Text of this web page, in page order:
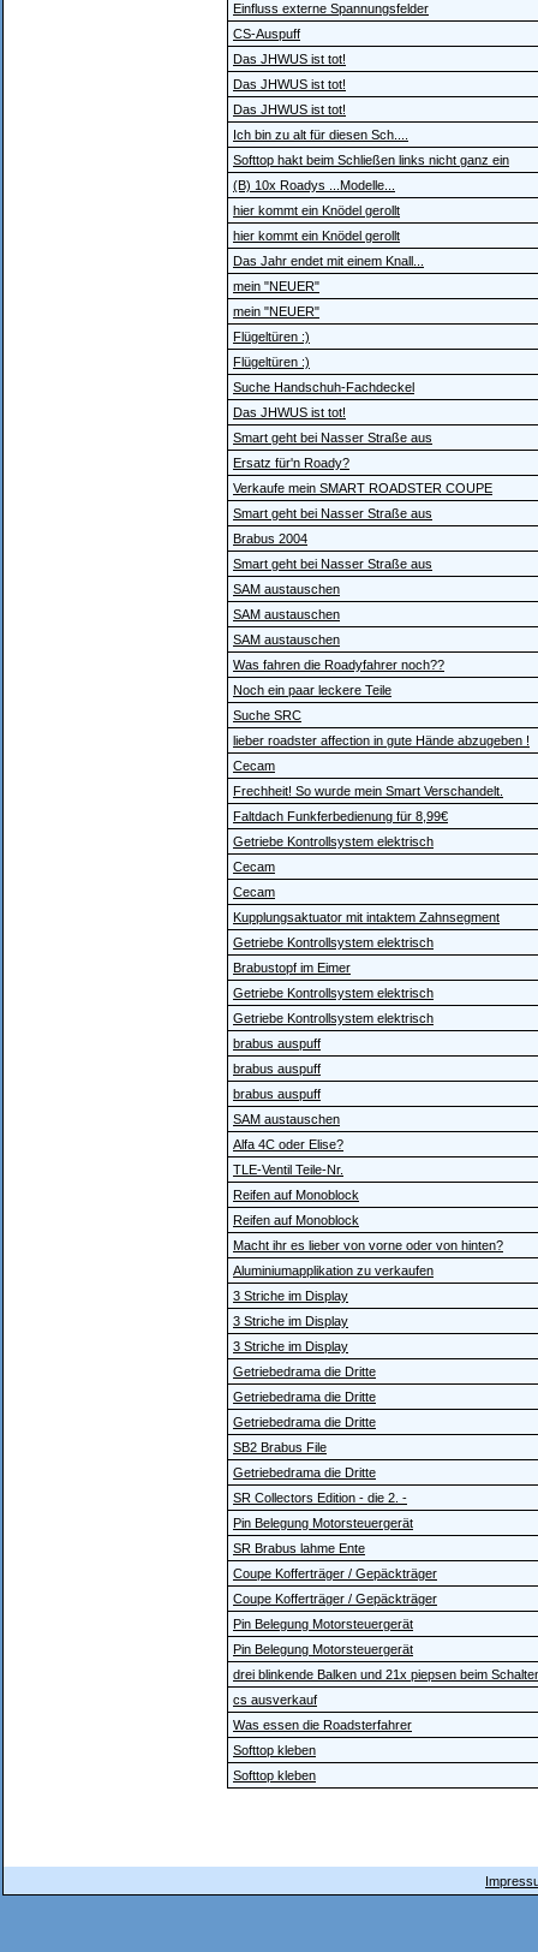
Einfluss externe Spannungsfelder
CS-Auspuff
Das JHWUS ist tot!
Das JHWUS ist tot!
Das JHWUS ist tot!
Ich bin zu alt für diesen Sch....
Softtop hakt beim Schließen links nicht ganz ein
(B) 10x Roadys ...Modelle...
hier kommt ein Knödel gerollt
hier kommt ein Knödel gerollt
Das Jahr endet mit einem Knall...
mein "NEUER"
mein "NEUER"
Flügeltüren :)
Flügeltüren :)
Suche Handschuh-Fachdeckel
Das JHWUS ist tot!
Smart geht bei Nasser Straße aus
Ersatz für'n Roady?
Verkaufe mein SMART ROADSTER COUPE
Smart geht bei Nasser Straße aus
Brabus 2004
Smart geht bei Nasser Straße aus
SAM austauschen
SAM austauschen
SAM austauschen
Was fahren die Roadyfahrer noch??
Noch ein paar leckere Teile
Suche SRC
lieber roadster affection in gute Hände abzugeben !
Cecam
Frechheit! So wurde mein Smart Verschandelt.
Faltdach Funkferbedienung für 8,99€
Getriebe Kontrollsystem elektrisch
Cecam
Cecam
Kupplungsaktuator mit intaktem Zahnsegment
Getriebe Kontrollsystem elektrisch
Brabustopf im Eimer
Getriebe Kontrollsystem elektrisch
Getriebe Kontrollsystem elektrisch
brabus auspuff
brabus auspuff
brabus auspuff
SAM austauschen
Alfa 4C oder Elise?
TLE-Ventil Teile-Nr.
Reifen auf Monoblock
Reifen auf Monoblock
Macht ihr es lieber von vorne oder von hinten?
Aluminiumapplikation zu verkaufen
3 Striche im Display
3 Striche im Display
3 Striche im Display
Getriebedrama die Dritte
Getriebedrama die Dritte
Getriebedrama die Dritte
SB2 Brabus File
Getriebedrama die Dritte
SR Collectors Edition - die 2. -
Pin Belegung Motorsteuergerät
SR Brabus lahme Ente
Coupe Kofferträger / Gepäckträger
Coupe Kofferträger / Gepäckträger
Pin Belegung Motorsteuergerät
Pin Belegung Motorsteuergerät
drei blinkende Balken und 21x piepsen beim
cs ausverkauf
Was essen die Roadsterfahrer
Softtop kleben
Softtop kleben